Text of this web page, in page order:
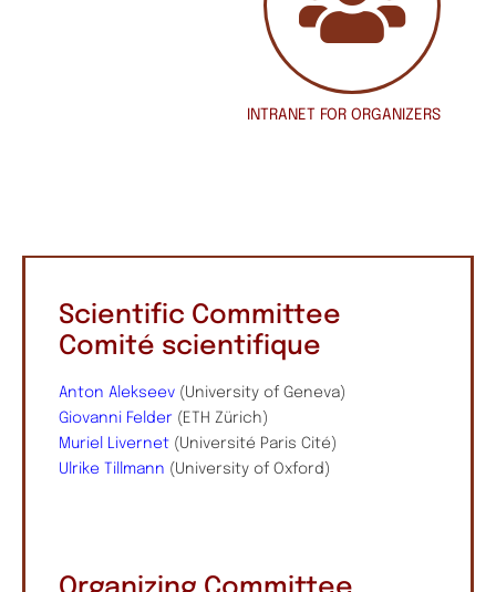
INTRANET FOR ORGANIZERS
Scientific Committee
Comité scientifique
Anton Alekseev (University of Geneva)
Giovanni Felder (ETH Zürich)
Muriel Livernet (Université Paris Cité)
Ulrike Tillmann (University of Oxford)